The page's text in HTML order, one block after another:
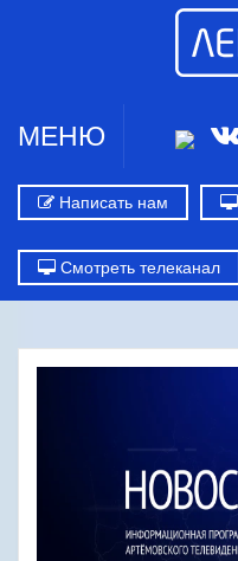
МЕНЮ
Написать нам
Смотреть телеканал